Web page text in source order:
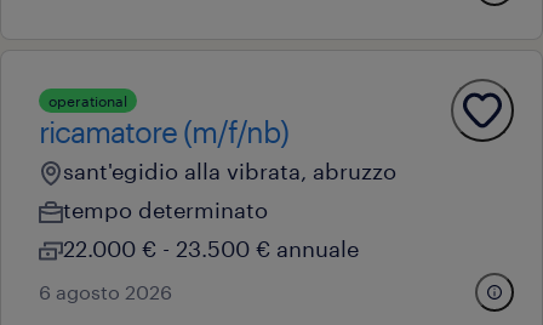
operational
ricamatore (m/f/nb)
sant'egidio alla vibrata, abruzzo
tempo determinato
22.000 € - 23.500 € annuale
6 agosto 2026